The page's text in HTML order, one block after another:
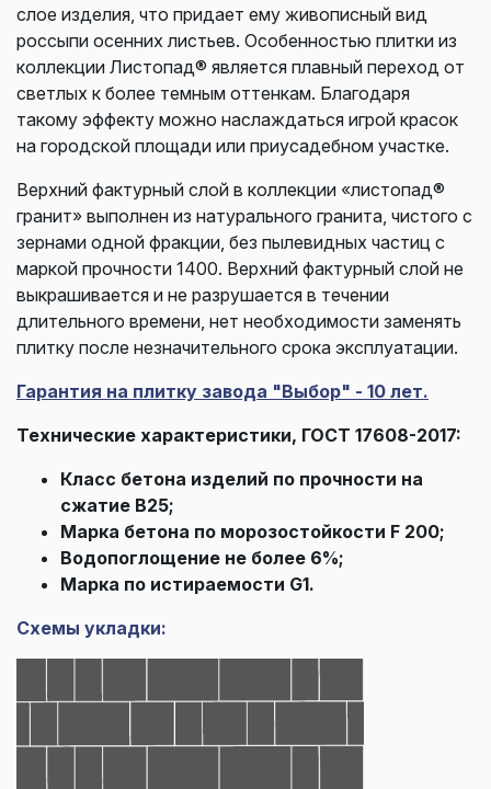
слое изделия, что придает ему живописный вид
россыпи осенних листьев. Особенностью плитки из
коллекции Листопад® является плавный переход от
светлых к более темным оттенкам. Благодаря
такому эффекту можно наслаждаться игрой красок
на городской площади или приусадебном участке.
Верхний фактурный слой в коллекции «листопад®
гранит» выполнен из натурального гранита, чистого с
зернами одной фракции, без пылевидных частиц с
маркой прочности 1400. Верхний фактурный слой не
выкрашивается и не разрушается в течении
длительного времени, нет необходимости заменять
плитку после незначительного срока эксплуатации.
Гарантия на плитку завода "Выбор" - 10 лет.
Технические характеристики, ГОСТ 17608-2017:
Класс бетона изделий по прочности на
сжатие В25;
Марка бетона по морозостойкости F 200;
Водопоглощение не более 6%;
Марка по истираемости G1.
Схемы укладки: